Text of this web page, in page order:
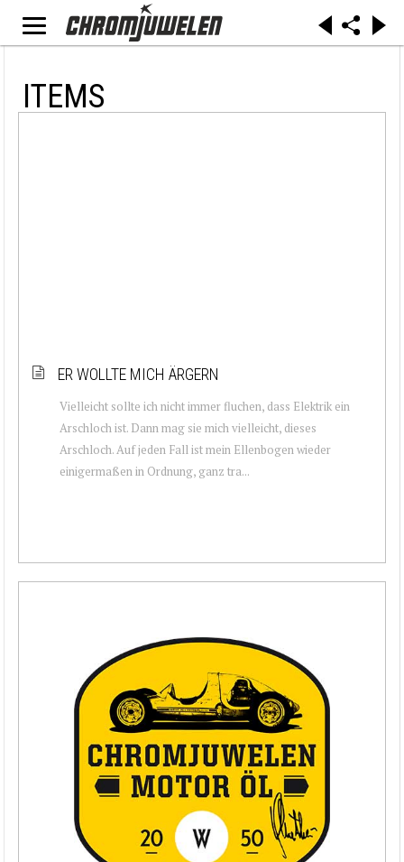
ITEMS
ER WOLLTE MICH ÄRGERN
Vielleicht sollte ich nicht immer fluchen, dass Elektrik ein
Arschloch ist. Dann mag sie mich vielleicht, dieses
Arschloch. Auf jeden Fall ist mein Ellenbogen wieder
einigermaßen in Ordnung, ganz tra...